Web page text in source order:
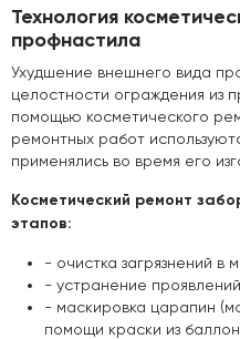
Технология
профнастила
Ухудшение внешнего вида
целостности ограждения из
помощью косметического
ремонтных работ
применялись во время его
Косметический ремонт
этапов:
- очистка загрязнений в
- устранение
- маскировка царапин
помощи краски из